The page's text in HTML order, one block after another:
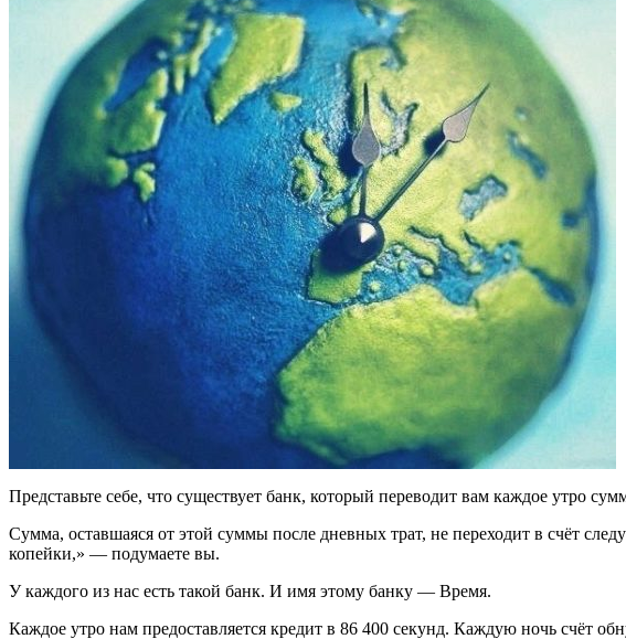
Представьте себе, что существует банк, который переводит вам каждое утро
Сумма, оставшаяся от этой суммы после дневных трат, не переходит в счёт
копейки,» — подумаете вы.
У каждого из нас есть такой банк. И имя этому банку — Время.
Каждое утро нам предоставляется кредит в 86 400 секунд. Каждую ночь счёт